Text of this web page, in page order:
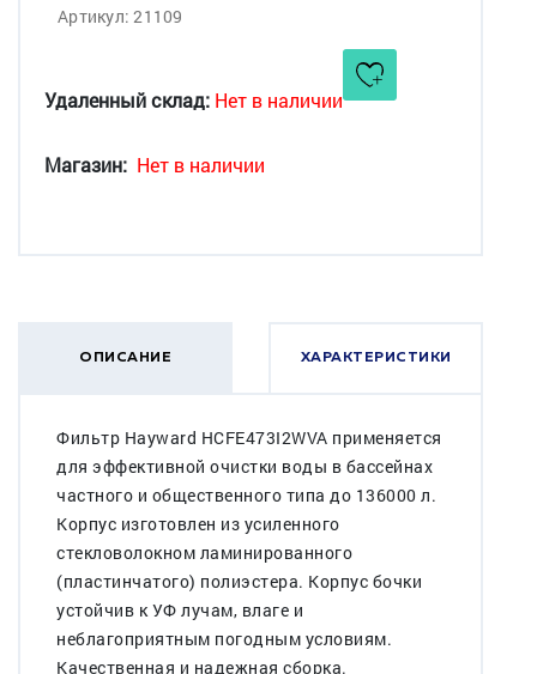
Артикул: 21109
Удаленный склад: Нет в наличии
Магазин: Нет в наличии
ОПИСАНИЕ ХАРАКТЕРИСТИКИ
Фильтр Hayward HCFE473I2WVA применяется
для эффективной очистки воды в бассейнах
частного и общественного типа до 136000 л.
Корпус изготовлен из усиленного
стекловолокном ламинированного
(пластинчатого) полиэстера. Корпус бочки
устойчив к УФ лучам, влаге и
неблагоприятным погодным условиям.
Качественная и надежная сборка.